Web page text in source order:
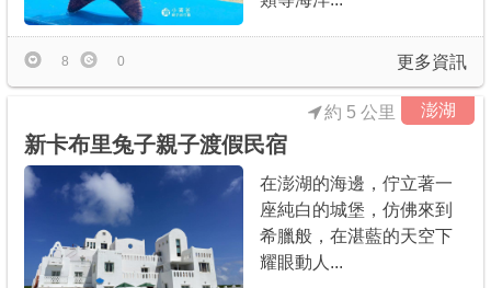
更多資訊
8 0
澎湖
新卡布里兔子親子渡假民宿
約 5 公里
在澎湖的海邊，佇立著一
座純白的城堡，仿佛來到
希臘般，在湛藍的天空下
耀眼動人...